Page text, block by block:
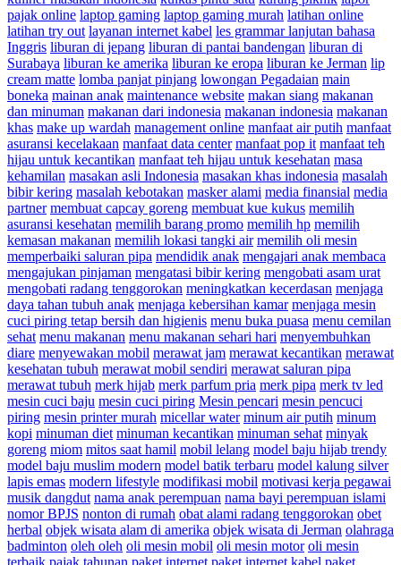
pajak online laptop gaming laptop gaming murah latihan online
latihan try out layanan internet kabel les grammar lanjutan bahasa
Inggris liburan di jepang liburan di pantai bandengan liburan di
Surabaya liburan ke amerika liburan ke eropa liburan ke Jerman lip
cream matte lomba panjat pinjang lowongan Pegadaian main
boneka mainan anak maintenance website makan siang makanan
dan minuman makanan dari indonesia makanan indonesia makanan
khas make up wardah management online manfaat air putih manfaat
asuransi kecelakaan manfaat data center manfaat pop it manfaat teh
hijau untuk kecantikan manfaat teh hijau untuk kesehatan masa
kehamilan masakan asli Indonesia masakan khas indonesia masalah
bibir kering masalah kebotakan masker alami media finansial media
partner membuat capcay goreng membuat kue kukus memilih
asuransi kesehatan memilih barang promo memilih hp memilih
kemasan makanan memilih lokasi tangki air memilih oli mesin
memperbaiki saluran pipa mendidik anak mengajari anak membaca
mengajukan pinjaman mengatasi bibir kering mengobati asam urat
mengobati radang tenggorokan meningkatkan kecerdasan menjaga
daya tahan tubuh anak menjaga kebersihan kamar menjaga mesin
cuci piring tetap bersih dan higienis menu buka puasa menu cemilan
sehat menu makanan menu makanan sehari hari menyembuhkan
diare menyewakan mobil merawat jam merawat kecantikan merawat
kesehatan tubuh merawat mobil sendiri merawat saluran pipa
merawat tubuh merk hijab merk parfum pria merk pipa merk tv led
mesin cuci baju mesin cuci piring Mesin pencari mesin pencuci
piring mesin printer murah micellar water minum air putih minum
kopi minuman diet minuman kecantikan minuman sehat minyak
goreng miom mitos saat hamil mobil lelang model baju hijab trendy
model baju muslim modern model batik terbaru model kalung silver
lapis emas modern lifestyle modifikasi mobil motivasi kerja pegawai
musik dangdut nama anak perempuan nama bayi perempuan islami
nomor BPJS nonton di rumah obat alami radang tenggorokan obet
herbal objek wisata alam di amerika objek wisata di Jerman olahraga
badminton oleh oleh oli mesin mobil oli mesin motor oli mesin
terbaik pajak tahunan paket internet paket internet kabel paket